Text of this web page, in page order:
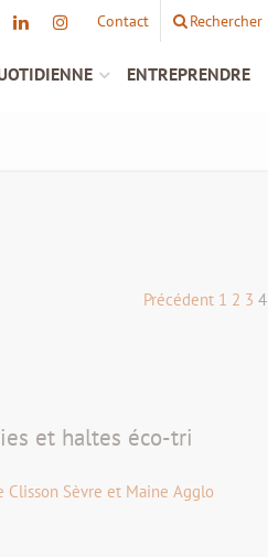
Contact Rechercher
ENTREPRENDRE
Précédent 1 2 3 4
et haltes éco-tri
Clisson Sèvre et Maine Agglo